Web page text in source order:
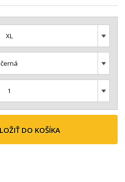
XL
černá
1
DO KOŠÍKA